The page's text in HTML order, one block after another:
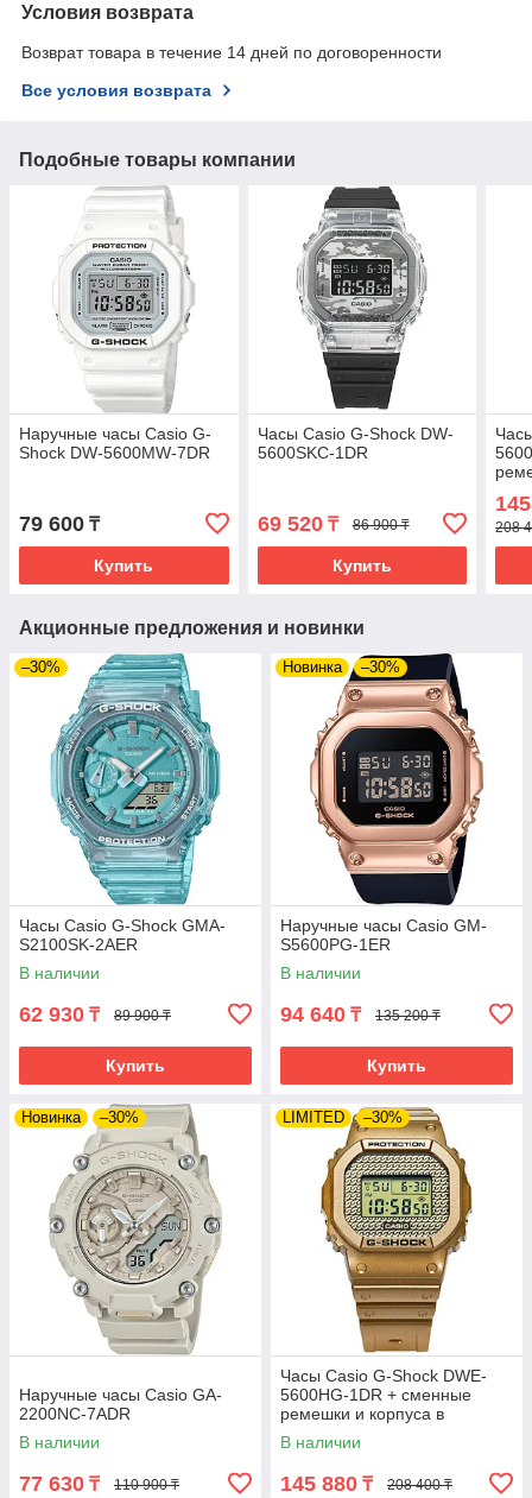
Условия возврата
Возврат товара в течение 14 дней по договоренности
Все условия возврата
Подобные товары компании
Наручные часы Casio G-
Shock DW-5600MW-7DR
79 600 ₸
Купить
Часы Casio G-Shock DW-
5600SKC-1DR
69 520₸ 86 900 ₸
Купить
208
Акционные предложения и новинки
–30%
Часы Casio G-Shock GMA-
S2100SK-2AER
В наличии
62 930 ₸ 89 900 ₸
Купить
Новинка –30%
Наручные часы Casio GM-
S5600PG-1ER
В наличии
94 640 ₸ 135 200 ₸
Купить
Новинка –30%
Наручные часы Casio GA-
2200NC-7ADR
В наличии
77 630 ₸ 110 900 ₸
LIMITED –30%
Часы Casio G-Shock DWE-
5600HG-1DR + сменные
ремешки и корпуса в
комплекте. Лимитированная
серия.
В наличии
145 880 ₸ 208 400 ₸